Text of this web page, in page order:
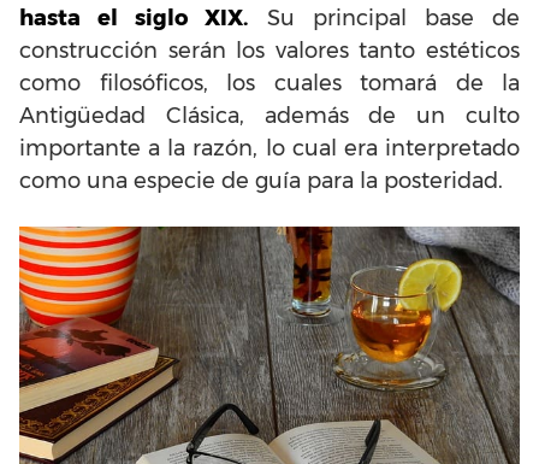
hasta el siglo XIX. Su principal base de
construcción serán los valores tanto estéticos
como filosóficos, los cuales tomará de la
Antigüedad Clásica, además de un culto
importante a la razón, lo cual era interpretado
como una especie de guía para la posteridad.